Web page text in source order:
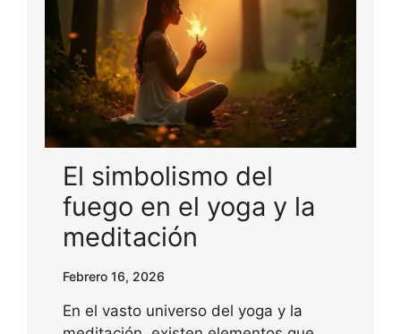
El simbolismo del
fuego en el yoga y la
meditación
Febrero 16, 2026
En el vasto universo del yoga y la